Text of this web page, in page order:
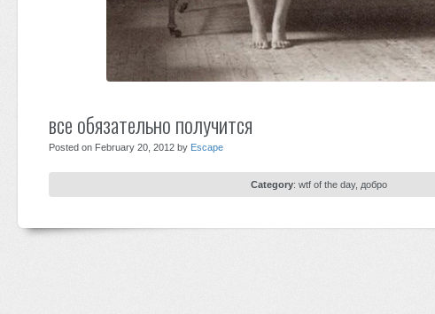
все обязательно получится
Posted on February 20, 2012 by Escape
Category: wtf of the day, добро